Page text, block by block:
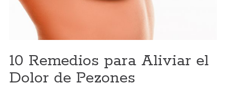
10 Remedios para Aliviar el
Dolor de Pezones